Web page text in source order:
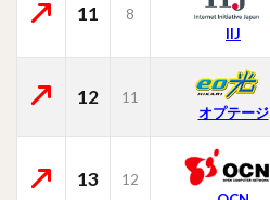
11
8
IIJ
12
11
オプテージ
13
12